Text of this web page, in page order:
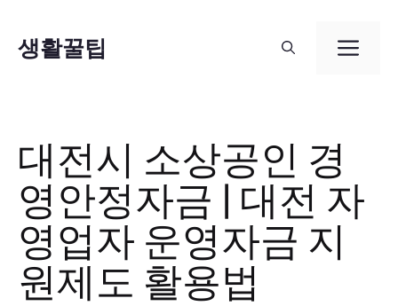
생활꿀팁
메
대전시 소상공인 경
영안정자금 | 대전 자
영업자 운영자금 지
원제도 활용법